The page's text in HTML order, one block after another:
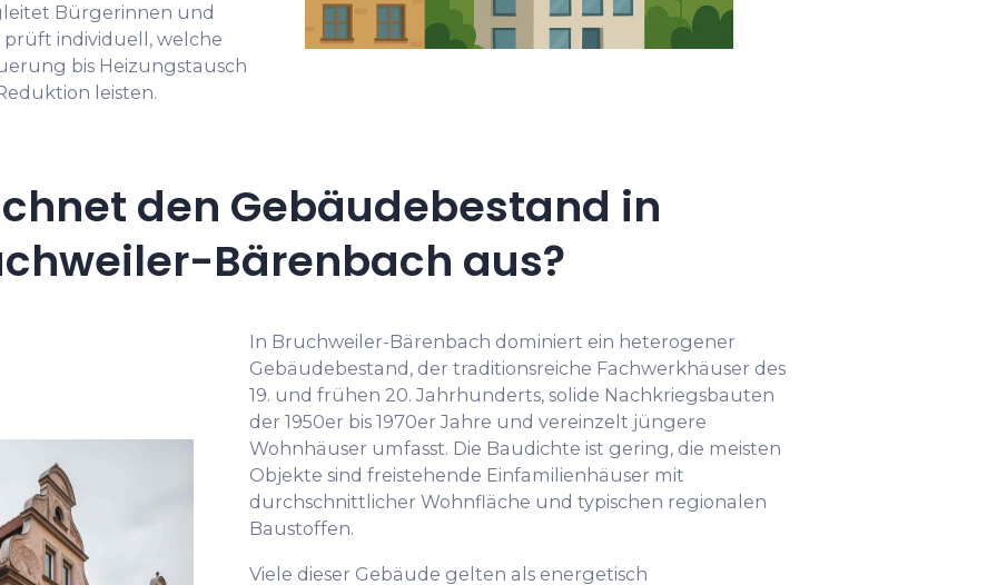
Bürgerinnen und
individuell, welche
bis Heizungstausch
leisten.
den Gebäudebestand in
Bärenbach aus?
In Bruchweiler-Bärenbach dominiert ein heterogener
Gebäudebestand, der traditionsreiche Fachwerkhäuser des
19. und frühen 20. Jahrhunderts, solide Nachkriegsbauten
der 1950er bis 1970er Jahre und vereinzelt jüngere
Wohnhäuser umfasst. Die Baudichte ist gering, die meisten
Objekte sind freistehende Einfamilienhäuser mit
durchschnittlicher Wohnfläche und typischen regionalen
Baustoffen.
Viele dieser Gebäude gelten als energetisch